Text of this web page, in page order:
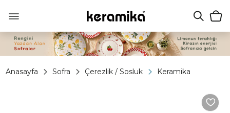
Anasayfa Sofra Çerezlik / Sosluk Keramika